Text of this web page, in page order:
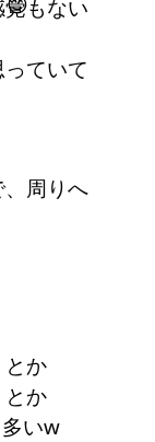
もない
っていて
周りへ
か
か
いw